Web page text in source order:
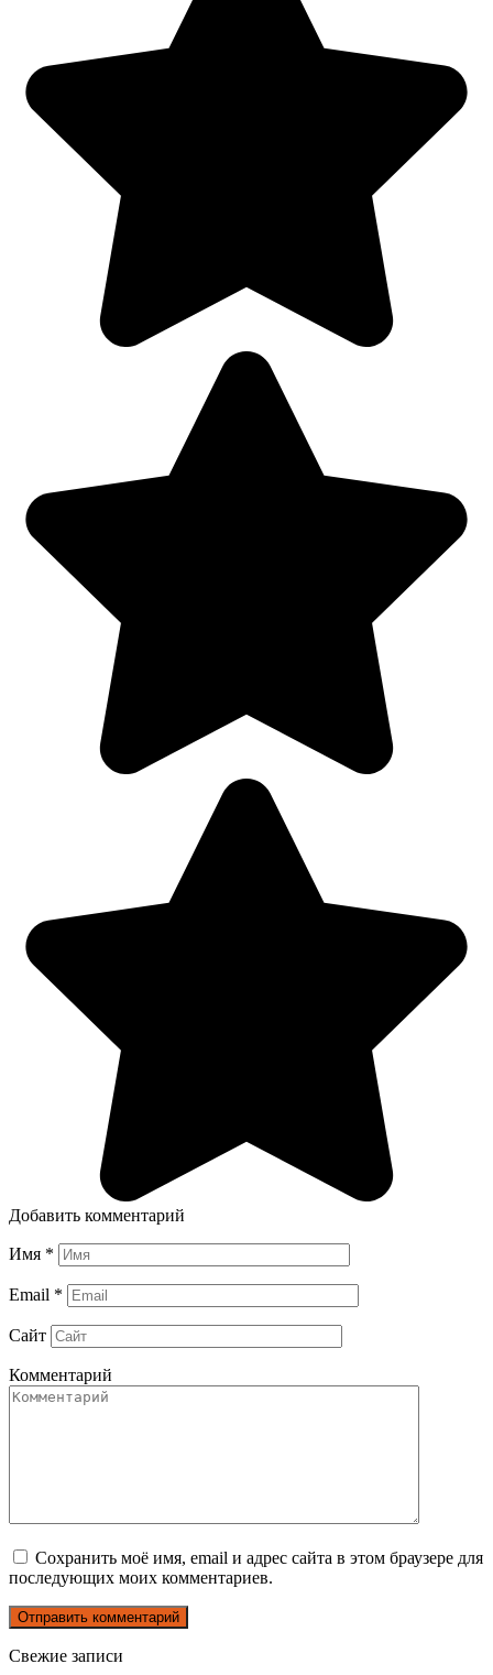
Добавить комментарий
Имя *
Email *
Сайт
Комментарий
Сохранить моё имя, email и адрес сайта в этом браузере для
последующих моих комментариев.
Свежие записи